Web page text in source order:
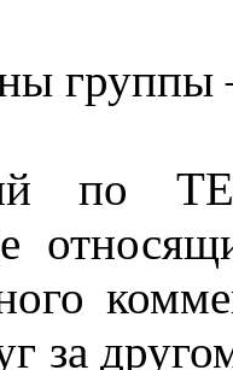
группы
по
за